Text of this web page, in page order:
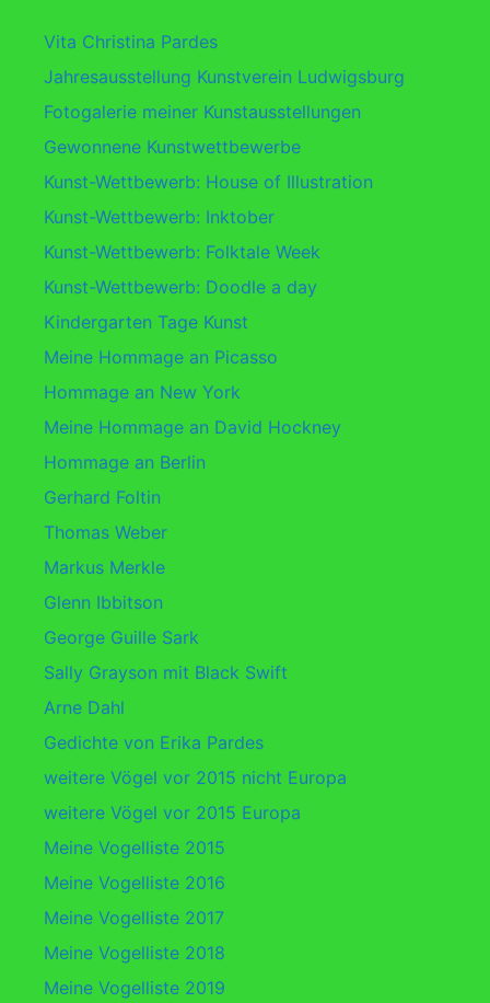
Vita Christina Pardes
Jahresausstellung Kunstverein Ludwigsburg
Fotogalerie meiner Kunstausstellungen
Gewonnene Kunstwettbewerbe
Kunst-Wettbewerb: House of Illustration
Kunst-Wettbewerb: Inktober
Kunst-Wettbewerb: Folktale Week
Kunst-Wettbewerb: Doodle a day
Kindergarten Tage Kunst
Meine Hommage an Picasso
Hommage an New York
Meine Hommage an David Hockney
Hommage an Berlin
Gerhard Foltin
Thomas Weber
Markus Merkle
Glenn Ibbitson
George Guille Sark
Sally Grayson mit Black Swift
Arne Dahl
Gedichte von Erika Pardes
weitere Vögel vor 2015 nicht Europa
weitere Vögel vor 2015 Europa
Meine Vogelliste 2015
Meine Vogelliste 2016
Meine Vogelliste 2017
Meine Vogelliste 2018
Meine Vogelliste 2019